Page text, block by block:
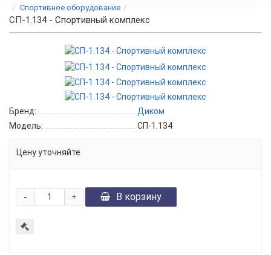
Спортивное оборудование
СП-1.134 - Спортивный комплекс
Бренд:
Диком
Модель:
СП-1.134
Цену уточняйте
+
- В корзину